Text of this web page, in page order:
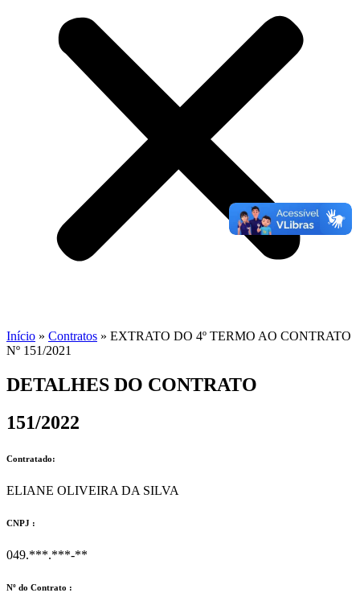
Início » Contratos » EXTRATO DO 4º TERMO AO CONTRATO
Nº 151/2021
DETALHES DO CONTRATO​
151/2022
Contratado:
ELIANE OLIVEIRA DA SILVA
CNPJ :
049.***.***-**
Nº do Contrato :